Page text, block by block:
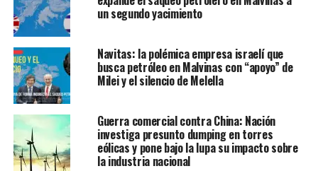
un segundo yacimiento
Navitas: la polémica empresa israelí que
busca petróleo en Malvinas con “apoyo” de
Milei y el silencio de Melella
Guerra comercial contra China: Nación
investiga presunto dumping en torres
eólicas y pone bajo la lupa su impacto sobre
la industria nacional